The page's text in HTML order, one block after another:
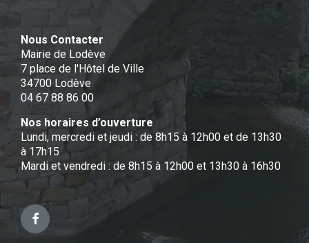
Nous Contacter
Mairie de Lodève
7 place de l'Hôtel de Ville
34700 Lodève
04 67 88 86 00
Nos horaires d’ouverture
Lundi, mercredi et jeudi : de 8h15 à 12h00 et de 13h30
à 17h15
Mardi et vendredi : de 8h15 à 12h00 et 13h30 à 16h30
Facebook